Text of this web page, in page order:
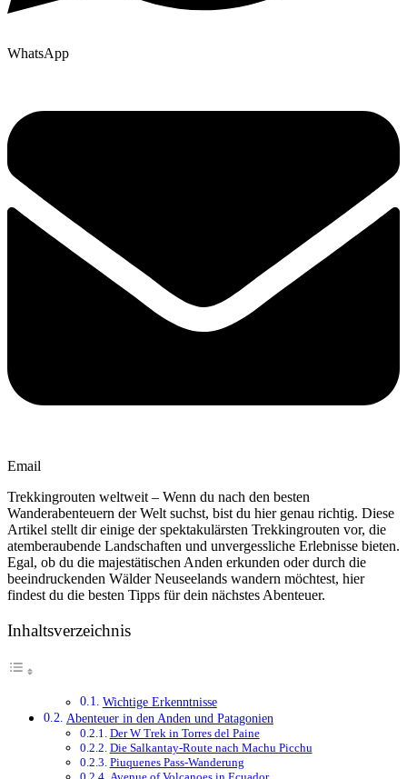
WhatsApp
Email
Trekkingrouten weltweit – Wenn du nach den besten
Wanderabenteuern der Welt suchst, bist du hier genau richtig. Diese
Artikel stellt dir einige der spektakulärsten Trekkingrouten vor, die
atemberaubende Landschaften und unvergessliche Erlebnisse bieten.
Egal, ob du die majestätischen Anden erkunden oder durch die
beeindruckenden Wälder Neuseelands wandern möchtest, hier
findest du die besten Tipps für dein nächstes Abenteuer.
Inhaltsverzeichnis
Wichtige Erkenntnisse
Abenteuer in den Anden und Patagonien
Der W Trek in Torres del Paine
Die Salkantay-Route nach Machu Picchu
Piuquenes Pass-Wanderung